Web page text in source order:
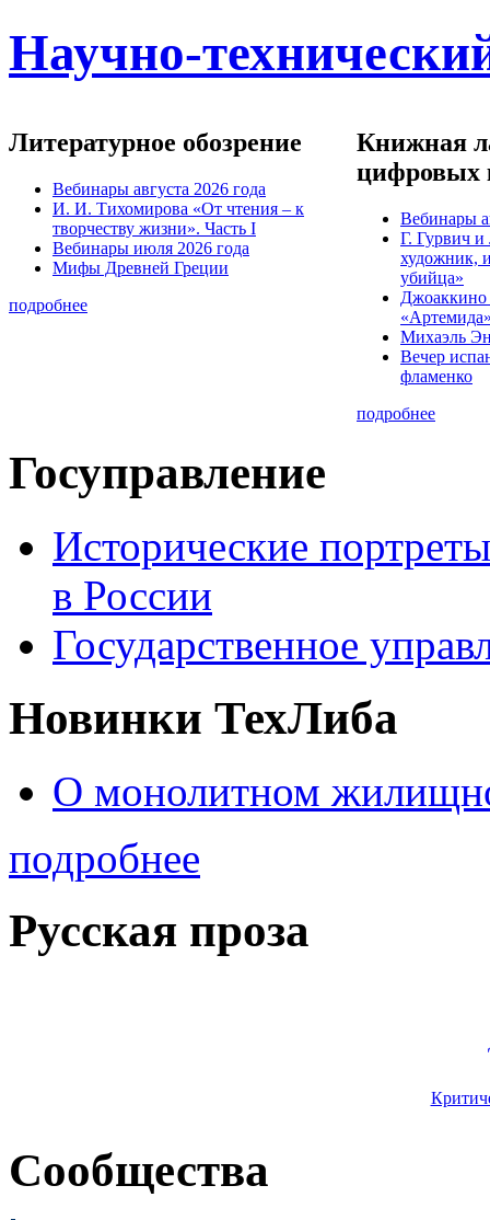
Научно-
Литературное обозрение
Вебинары августа 2026 года
И. И. Тихомирова «От чтения – к
творчеству жизни». Часть I
Вебинары июля 2026 года
Мифы Древней Греции
подробнее
Книжная
цифровых
Вебинары
Г. Гурвич
художник,
убийца»
Михаэль
Вечер
фламенко
подробнее
Госуправление
Исторические
в России
Государственное
Новинки ТехЛиба
О монолитном
подробнее
Русская проза
Сообщества